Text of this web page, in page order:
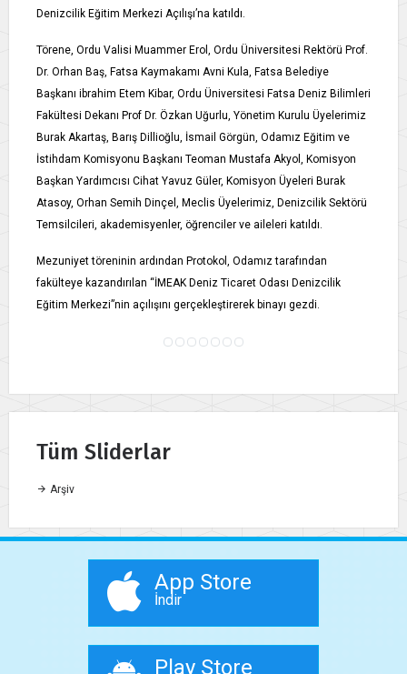
Denizcilik Eğitim Merkezi Açılışı’na katıldı.
Törene, Ordu Valisi Muammer Erol, Ordu Üniversitesi Rektörü Prof.
Dr. Orhan Baş, Fatsa Kaymakamı Avni Kula, Fatsa Belediye
Başkanı ibrahim Etem Kibar, Ordu Üniversitesi Fatsa Deniz Bilimleri
Fakültesi Dekanı Prof Dr. Özkan Uğurlu, Yönetim Kurulu Üyelerimiz
Burak Akartaş, Barış Dillioğlu, İsmail Görgün, Odamız Eğitim ve
İstihdam Komisyonu Başkanı Teoman Mustafa Akyol, Komisyon
Başkan Yardımcısı Cihat Yavuz Güler, Komisyon Üyeleri Burak
Atasoy, Orhan Semih Dinçel, Meclis Üyelerimiz, Denizcilik Sektörü
Temsilcileri, akademisyenler, öğrenciler ve aileleri katıldı.
Mezuniyet töreninin ardından Protokol, Odamız tarafından
fakülteye kazandırılan “İMEAK Deniz Ticaret Odası Denizcilik
Eğitim Merkezi”nin açılışını gerçekleştirerek binayı gezdi.
Tüm Sliderlar
Arşiv
App Store
İndir
Play Store